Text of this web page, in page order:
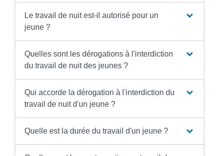
Le travail de nuit est-il autorisé pour un
jeune ?
Quelles sont les dérogations à l'interdiction
du travail de nuit des jeunes ?
Qui accorde la dérogation à l'interdiction du
travail de nuit d'un jeune ?
Quelle est la durée du travail d'un jeune ?